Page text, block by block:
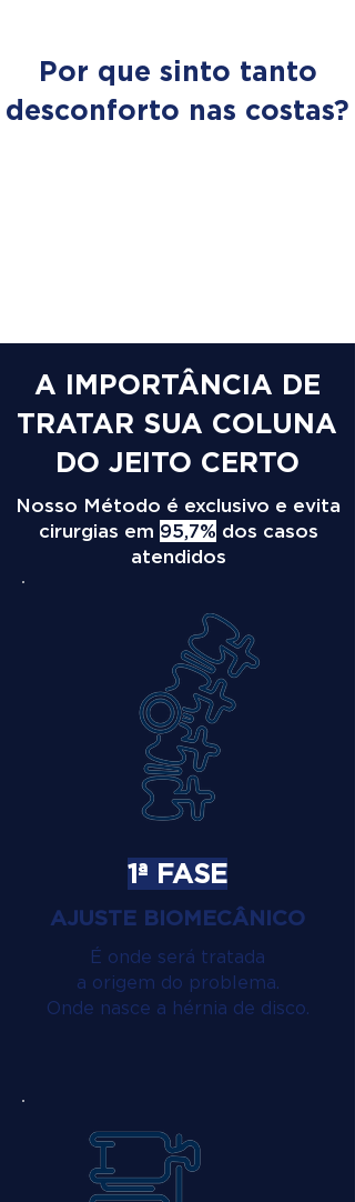
Por que sinto tanto
desconforto nas costas?
A IMPORTÂNCIA DE
TRATAR SUA COLUNA
DO JEITO CERTO
Nosso Método é exclusivo e evita
cirurgias em 95,7% dos casos
atendidos
1ª FASE
AJUSTE BIOMECÂNICO
É onde será tratada
a origem do problema.
Onde nasce a hérnia de disco.